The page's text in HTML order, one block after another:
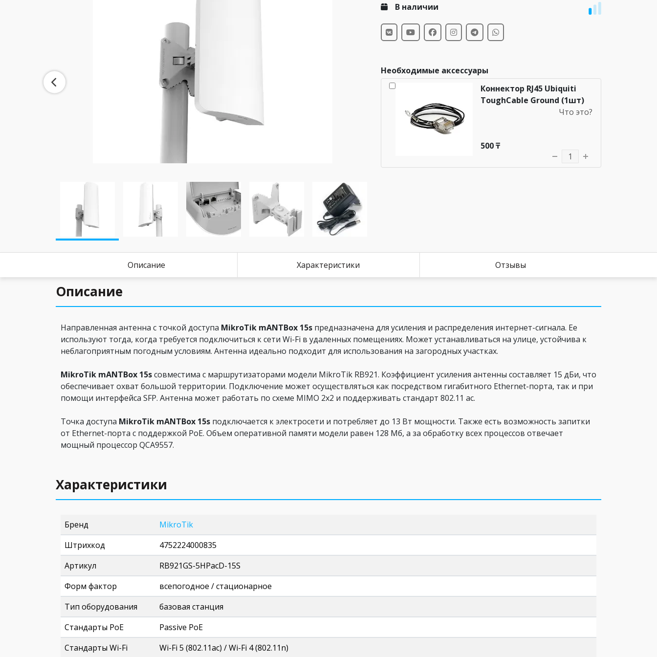
В наличии
Необходимые аксессуары
Коннектор RJ45 Ubiquiti
ToughCable Ground (1шт)
Что это?
500 ₸
Описание Характеристики Отзывы
Описание
Направленная антенна с точкой доступа MikroTik mANTBox 15s предназначена для усиления и распределения интернет-сигнала. Ее
используют тогда, когда требуется подключиться к сети Wi-Fi в удаленных помещениях. Может устанавливаться на улице, устойчива к
неблагоприятным погодным условиям. Антенна идеально подходит для использования на загородных участках.
MikroTik mANTBox 15sсовместима с маршрутизаторами модели MikroTik RB921. Коэффициент усиления антенны составляет 15 дБи, что
обеспечивает охват большой территории. Подключение может осуществляться как посредством гигабитного Ethernet-порта, так и при
помощи интерфейса SFP. Антенна может работать по схеме MIMO 2x2 и поддерживать стандарт 802.11 ac.
Точка доступа MikroTik mANTBox 15s подключается к электросети и потребляет до 13 Вт мощности. Также есть возможность запитки
от Ethernet-порта с поддержкой PoE. Объем оперативной памяти модели равен 128 Мб, а за обработку всех процессов отвечает
мощный процессор QCA9557.
Характеристики
Бренд
MikroTik
Штрихкод
4752224000835
Артикул
RB921GS-5HPacD-15S
Форм фактор
всепогодное / стационарное
Тип оборудования
базовая станция
Стандарты PoE
Passive PoE
Стандарты Wi-Fi
Wi-Fi 5 (802.11ac) / Wi-Fi 4 (802.11n)